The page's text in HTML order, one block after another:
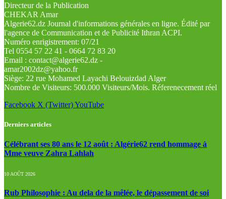
Directeur de la Publication
CHEKAR Amar
Algerie62.dz Journal d'informations générales en ligne. Édité par
l'agence de Communication et de Publicité Ithran ACPI.
Numéro enrigistrement: 07/21
Tel 0554 57 22 41 - 0664 72 83 20
Email : contact@algerie62.dz -
amar2002dz@yahoo.fr
Siège: 22 rue Mohamed Layachi Belouizdad Alger
Nombre de Visiteurs: 500.000 Visiteurs/Mois. Réferenecement réel
Facebook X (Twitter)YouTube
Derniers articles
Célébrant ses 80 ans le 12 août : Algérie62 rend hommage à
Mme veuve Zahra Lahlah
10 AOÛT 2026
Rub Philosophie : Au dela de la mêlée, le dépassement de soi